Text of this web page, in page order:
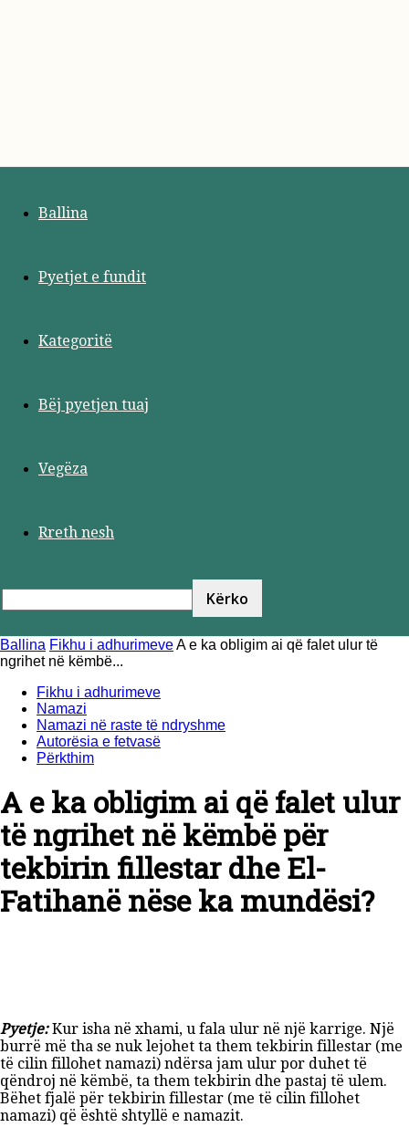
Ballina
Pyetjet e fundit
Kategoritë
Bëj pyetjen tuaj
Vegëza
Rreth nesh
Ballina Fikhu i adhurimeveA e ka obligim ai që falet ulur të
ngrihet në këmbë...
Fikhu i adhurimeve
Namazi
Namazi në raste të ndryshme
Autorësia e fetvasë
Përkthim
A e ka obligim ai që falet ulur
të ngrihet në këmbë për
tekbirin fillestar dhe El-
Fatihanë nëse ka mundësi?
Pyetje: Kur isha në xhami, u fala ulur në një karrige. Një
burrë më tha se nuk lejohet ta them tekbirin fillestar (me
të cilin fillohet namazi) ndërsa jam ulur por duhet të
qëndroj në këmbë, ta them tekbirin dhe pastaj të ulem.
Bëhet fjalë për tekbirin fillestar (me të cilin fillohet
namazi) që është shtyllë e namazit.